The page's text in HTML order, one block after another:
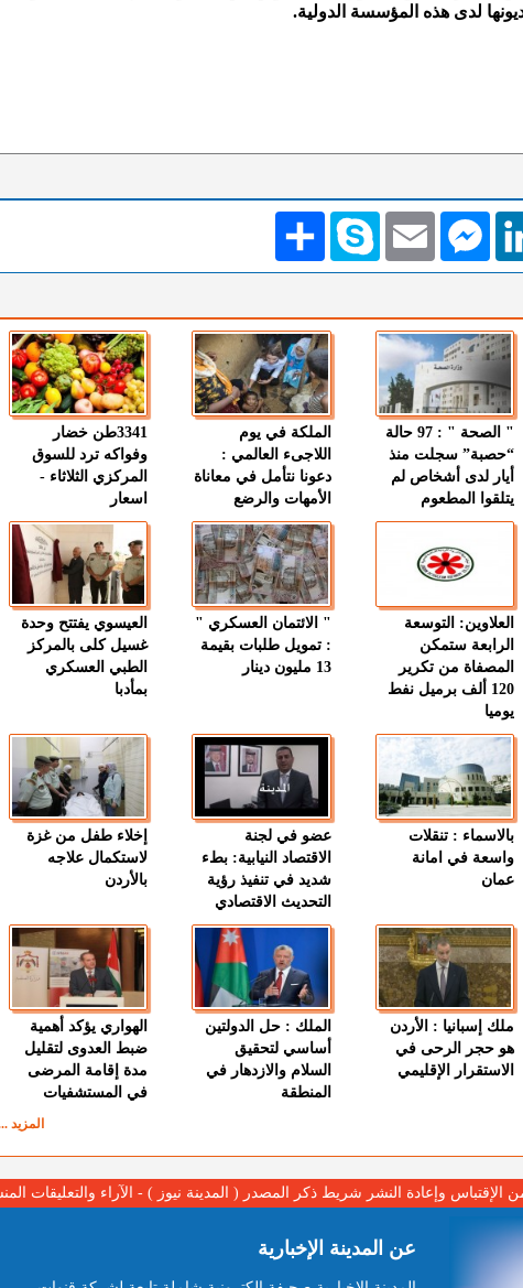
لدى هذه المؤسسة الدولية.
انشر Skype EmailMessenger
" الصحة " : 97 حالة
“حصبة” سجلت منذ
أيار لدى أشخاص لم
يتلقوا المطعوم
الملكة في يوم
اللاجىء العالمي :
دعونا نتأمل في معاناة
الأمهات والرضع
3341طن خضار
وفواكه ترد للسوق
المركزي الثلاثاء -
اسعار
العلاوين: التوسعة
الرابعة ستمكن
المصفاة من تكرير
120 ألف برميل نفط
يوميا
" الائتمان العسكري "
: تمويل طلبات بقيمة
13 مليون دينار
العيسوي يفتتح وحدة
غسيل كلى بالمركز
الطبي العسكري
بمأدبا
بالاسماء : تنقلات
واسعة في امانة
عمان
عضو في لجنة
الاقتصاد النيابية: بطء
شديد في تنفيذ رؤية
التحديث الاقتصادي
إخلاء طفل من غزة
لاستكمال علاجه
بالأردن
ملك إسبانيا : الأردن
هو حجر الرحى في
الاستقرار الإقليمي
الملك : حل الدولتين
أساسي لتحقيق
السلام والازدهار في
المنطقة
الهواري يؤكد أهمية
ضبط العدوى لتقليل
مدة إقامة المرضى
في المستشفيات
المزيد
الإقتباس وإعادة النشر شريط ذكر المصدر ( المدينة نيوز ) - الآراء والتعليقات
عن المدينة الإخبارية